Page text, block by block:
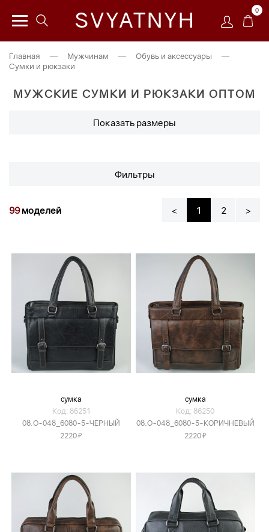
SVYATNYH 0
Главная — Мужчинам — Обувь и аксессуары
—
Сумки и рюкзаки
МУЖСКИЕ СУМКИ И РЮКЗАКИ ОПТОМ
Показать размеры
Фильтры
99моделей < 1 2 >
сумка
Код: 86251
08.O-048_6080-5-ЧЕРНЫЙ
2220Я
сумка
Код: 86250
08.O-048_6080-5-КОРИЧНЕВЫЙ
2220Я